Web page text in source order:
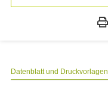
Datenblatt und Druckvorlagen